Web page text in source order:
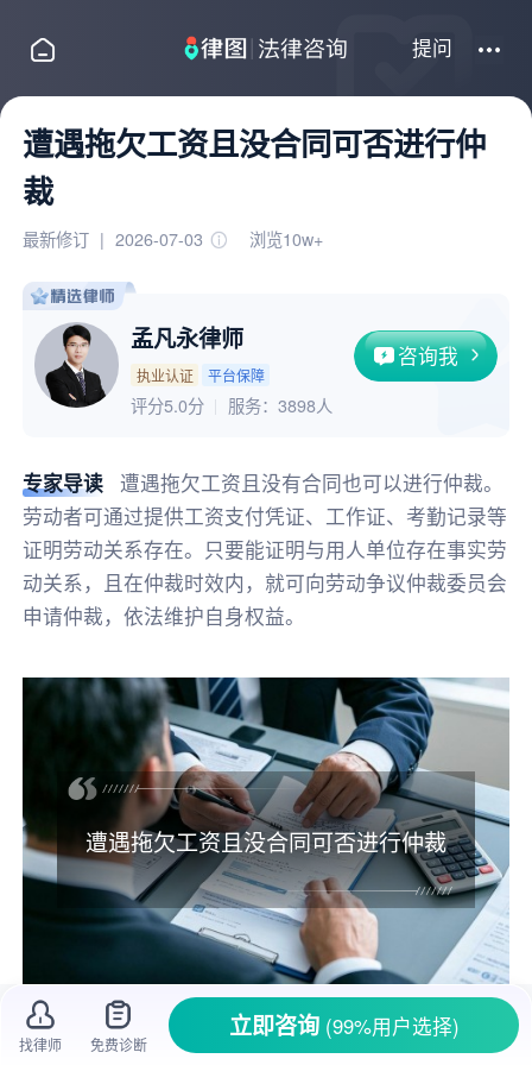
提问
遭遇拖欠工资且没合同可否进行仲
裁
最新修订 | 2026-07-03 浏览10w+
孟凡永律师
执业认证 平台保障
咨询我
评分5.0分 服务： 3898人
专家导读
遭遇拖欠工资且没有合同也可以进行仲裁。
劳动者可通过提供工资支付凭证、工作证、考勤记录等
证明劳动关系存在。只要能证明与用人单位存在事实劳
动关系，且在仲裁时效内，就可向劳动争议仲裁委员会
申请仲裁，依法维护自身权益。
遭遇拖欠工资且没合同可否进行仲裁
打工挣钱，谁都希望能按时拿到工资，可现
找律师 免费诊断
立即咨询 (99%用户选择)